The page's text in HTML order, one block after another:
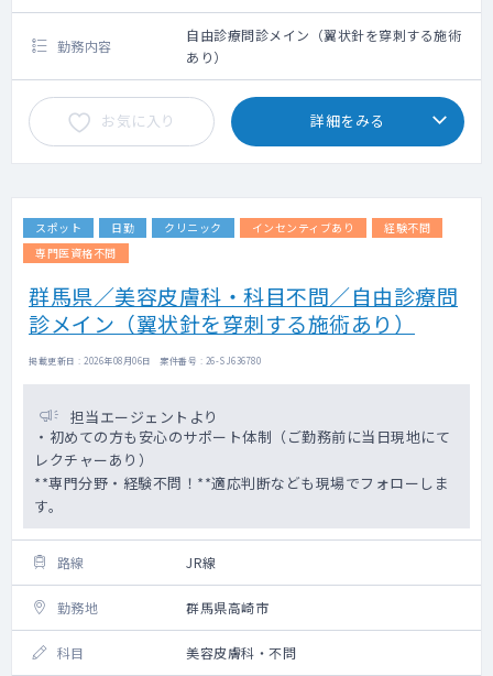
クシー利用要相談
勤務内容
自由診療問診メイン（翼状針を穿刺する施術
あり）
お気に入り 詳細をみる
スポット 日勤 クリニック インセンティブあり
経験不問
専門医資格不問
群馬県／美容皮膚科・科目不問／自由診療問
診メイン（翼状針を穿刺する施術あり）
掲載更新日 : 2026年08月06日 案件番号 : 26-SJ636780
担当エージェントより
・初めての方も安心のサポート体制（ご勤務前に当日現地にて
レクチャーあり）
**専門分野・経験不問！**適応判断なども現場でフォローしま
す。
路線 JR線
勤務地 群馬県高崎市
科目 美容皮膚科・不問